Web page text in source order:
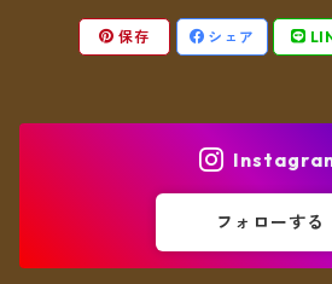
保存 シェア
フォローする